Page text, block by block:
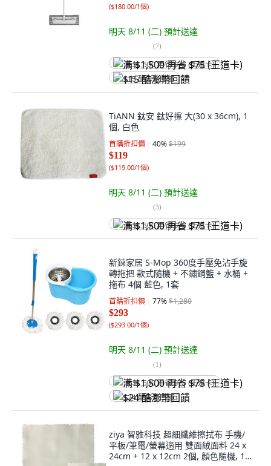
($180.00/1個)
明天 8/11 (二) 預計送達
(7)
满 $1,500 再省 $75 (王道卡)
$15 酷澎幣回饋
TiANN 鈦安 鈦好擦 大(30 x 36cm), 1
個, 白色
首購折扣價 40%$199
$119
($119.00/1個)
明天 8/11 (二) 預計送達
(3)
满 $1,500 再省 $75 (王道卡)
新錸家居 S-Mop 360度手壓免沾手旋
轉拖把 款式隨機 + 不鏽鋼籃 + 水桶 +
拖布 4個 藍色, 1套
首購折扣價 77%$1,280
$293
($293.00/1個)
明天 8/11 (二) 預計送達
(1)
满 $1,500 再省 $75 (王道卡)
$24 酷澎幣回饋
ziya 智雅科技 超細纖維擦拭布 手機/
平板/筆電/螢幕適用 雙面絨面料 24 x
24cm + 12 x 12cm 2個, 顏色隨機, 1